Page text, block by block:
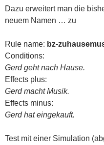
Dazu erweitert man die
neuem Namen … zu
Rule name: bz-
Conditions:
Gerd geht nach Hause.
Effects plus:
Gerd macht Musik.
Effects minus:
Gerd hat eingekauft.
Test mit einer Simulation